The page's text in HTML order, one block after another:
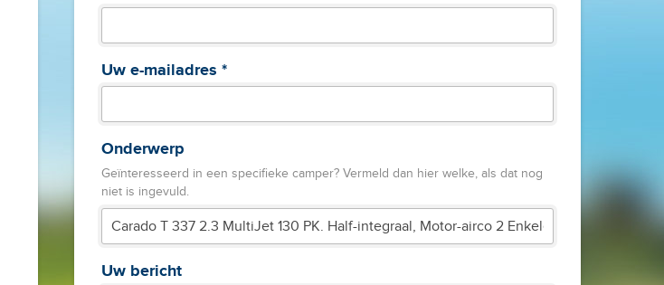
Uw e-mailadres *
Onderwerp
Geïnteresseerd in een specifieke camper? Vermeld dan hier welke, als dat nog
niet is ingevuld.
Uw bericht